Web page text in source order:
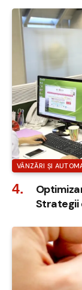
VÂNZĂRI ȘI
Strategii